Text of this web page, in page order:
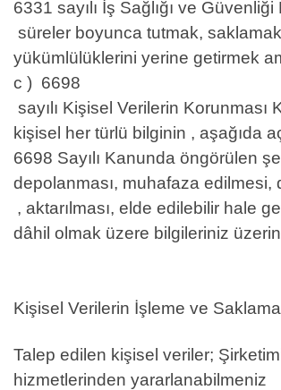
6331 sayılı İş Sağlığı ve
süreler boyunca tutmak,
yükümlülüklerini yerine getirmek
c ) 6698
sayılı Kişisel Verilerin
kişisel her türlü bilginin , aşağıda
6698 Sayılı Kanunda öngörülen
depolanması, muhafaza edilmesi,
, aktarılması, elde edilebilir hale
dâhil olmak üzere bilgileriniz
Kişisel Verilerin İşleme ve Saklama
Talep edilen kişisel veriler;
hizmetlerinden yararlanabilmeniz